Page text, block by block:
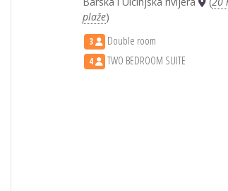
plaže)
3 Double room
4 TWO BEDROOM SUITE